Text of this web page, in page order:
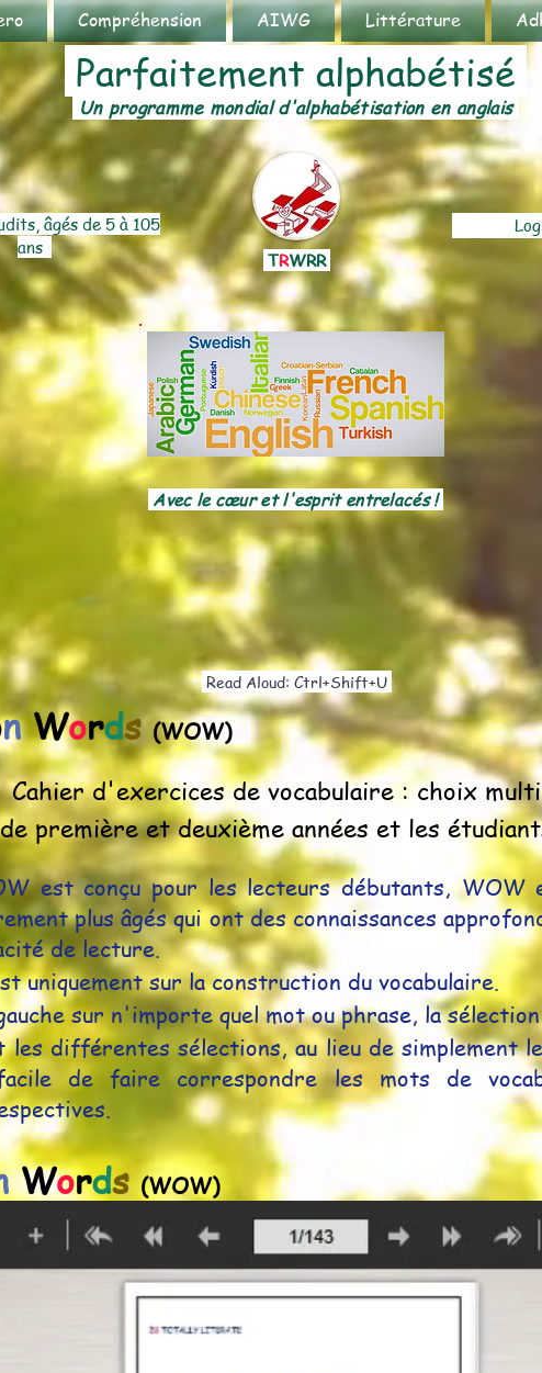
Compréhension AIWG Littérature
Un programme mondial d'alphabétisation en anglais
Parfaitement alphabétisé
âgés de 5 à 105
ans
TRWRR
Avec le cœur et l'esprit entrelacés !
Read Aloud: Ctrl+Shift+U
nWords (WOW)
Cahier d'exercices de vocabulaire : choix
première et deuxième années et les
est conçu pour les lecteurs débutants, WOW
plus âgés qui ont des connaissances
de lecture.
uniquement sur la construction du vocabulaire.
sur n'importe quel mot ou phrase, la
les différentes sélections, au lieu de simplement
de faire correspondre les mots de
Words (WOW)